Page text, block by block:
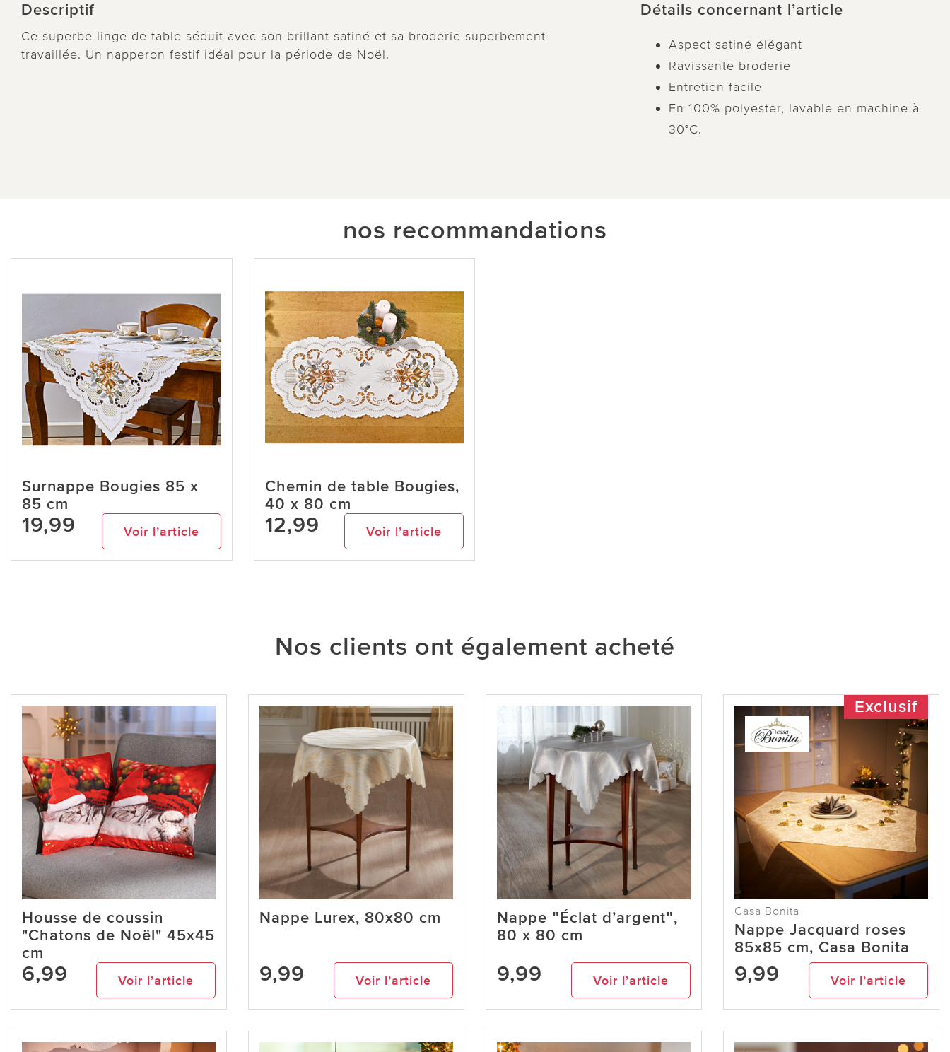
Descriptif
Ce superbe linge de table séduit avec son brillant satiné et sa broderie superbement
travaillée. Un napperon festif idéal pour la période de Noël.
Détails concernant l’article
Aspect satiné élégant
Ravissante broderie
Entretien facile
En 100% polyester, lavable en machine à
30°C.
nos recommandations
Surnappe Bougies 85 x
85 cm
19,99 Voir l’article
Chemin de table Bougies,
40 x 80 cm
12,99 Voir l’article
Nos clients ont également acheté
Housse de coussin
"Chatons de Noël" 45x45
cm
6,99 Voir l’article
Nappe Lurex, 80x80 cm
9,99 Voir l’article
Nappe ʺÉclat d’argentʺ,
80 x 80 cm
9,99 Voir l’article
Exclusif
Casa Bonita
Nappe Jacquard roses
85x85 cm, Casa Bonita
9,99 Voir l’article